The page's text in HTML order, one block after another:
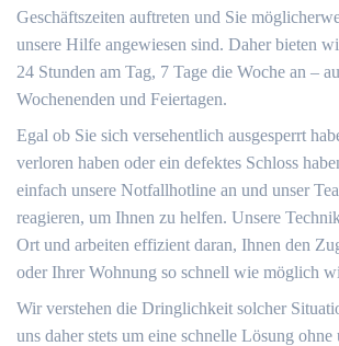
Geschäftszeiten auftreten und Sie
unsere Hilfe angewiesen sind.​ Daher bieten
24 Stunden am Tag, 7 Tage die Woche an –
Wochenenden und Feiertagen.​
Egal ob Sie sich versehentlich ausgesperrt
verloren haben oder ein defektes Schloss
einfach unsere Notfallhotline an und unser
reagieren, um Ihnen zu helfen.​ Unsere
Ort und arbeiten effizient daran, Ihnen den
oder Ihrer Wohnung so schnell wie möglich
Wir verstehen die Dringlichkeit solcher
uns daher stets um eine schnelle Lösung ohne